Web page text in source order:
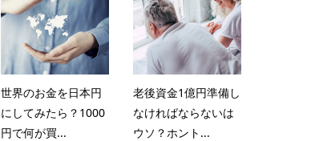
世界のお金を日本円
にしてみたら？1000
円で何が買...
老後資金1億円準備し
なければならないは
ウソ？ホント...